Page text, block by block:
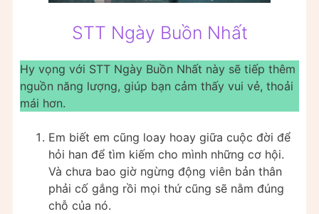
STT Ngày Buồn Nhất
Hy vọng với STT Ngày Buồn Nhất này sẽ tiếp thêm
nguồn năng lượng, giúp bạn cảm thấy vui vẻ, thoải
mái hơn.
Em biết em cũng loay hoay giữa cuộc đời để
hỏi han để tìm kiếm cho mình những cơ hội.
Và chưa bao giờ ngừng động viên bản thân
phải cố gắng rồi mọi thứ cũng sẽ nằm đúng
chỗ của nó.